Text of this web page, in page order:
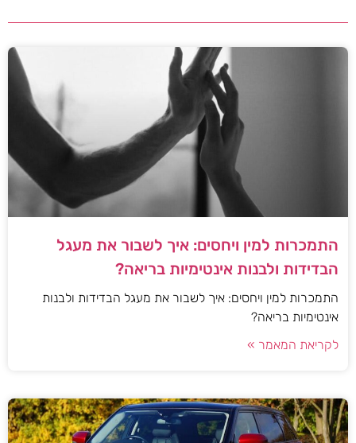
התמכרות למין ויחסים: איך לשבור את מעגל
הבדידות ולבנות אינטימיות בריאה?
התמכרות למין ויחסים: איך לשבור את מעגל הבדידות ולבנות
אינטימיות בריאה?
לקריאת המאמר »